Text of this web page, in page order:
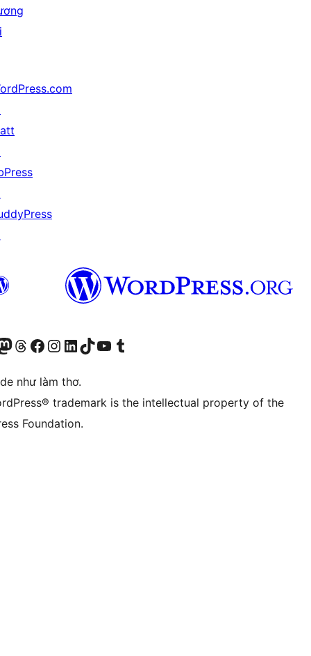
account
our Mastodon account
Visit our Threads account
Xem trang Facebook của chúng tôiTruy cập tài khoản Instagram của chúng tôiTruy cập tài khoản LinkedIn của chúng tôiVisit our TikTok account
Truy cập kênh YouTube của chúng tôi Visit our Tumblr account
như làm thơ.
trademark is the intellectual property of the
Foundation.